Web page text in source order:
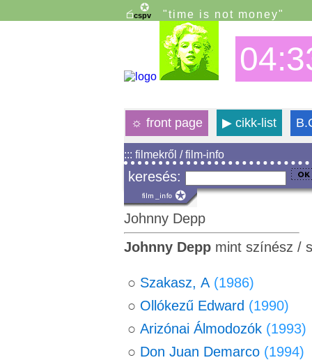
"time is not money"
☼ front page ▶cikk-list
::: filmekről / film-info
keresés:
Johnny Depp
Johnny Deppmint színész /
○ Szakasz, A (1986)
○ Ollókezű Edward (1990)
○ Arizónai Álmodozók (1993)
○ Don Juan Demarco (1994)